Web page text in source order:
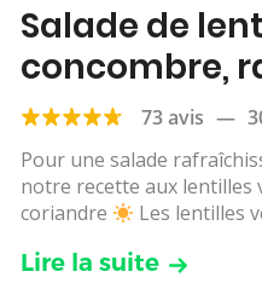
Salade de
concombre,
coriandre
73 avis —
Pour une salade
notre recette aux lentilles
coriandre
Les lentilles
Lire la suite